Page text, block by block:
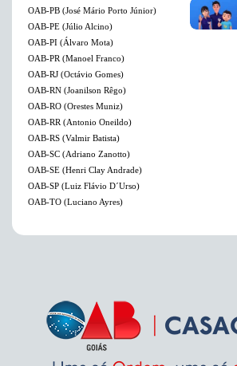
OAB-PB (José Mário Porto Júnior)
OAB-PE (Júlio Alcino)
OAB-PI (Álvaro Mota)
OAB-PR (Manoel Franco)
OAB-RJ (Octávio Gomes)
OAB-RN (Joanilson Rêgo)
OAB-RO (Orestes Muniz)
OAB-RR (Antonio Oneildo)
OAB-RS (Valmir Batista)
OAB-SC (Adriano Zanotto)
OAB-SE (Henri Clay Andrade)
OAB-SP (Luiz Flávio D´Urso)
OAB-TO (Luciano Ayres)